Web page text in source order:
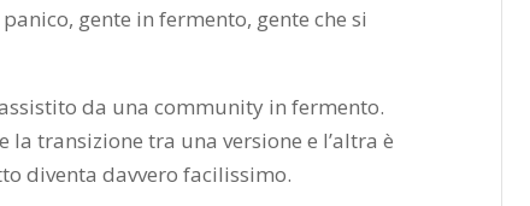
gente in fermento, gente che si
da una community in fermento.
transizione tra una versione e l’altra è
diventa davvero facilissimo.